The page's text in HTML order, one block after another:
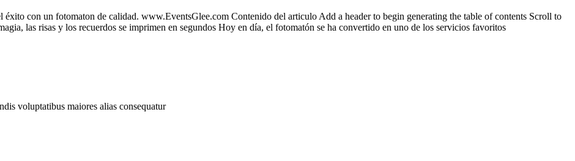
éxito con un fotomaton de calidad. www.EventsGlee.com Contenido del articulo Add a header to begin generating the table of contents Scroll to
las risas y los recuerdos se imprimen en segundos Hoy en día, el fotomatón se ha convertido en uno de los servicios favoritos
voluptatibus maiores alias consequatur